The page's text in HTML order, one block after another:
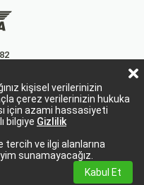
kişisel verilerinizin
çerez verilerinizin hukuka
için azami hassasiyeti
bilgiye Gizlilik
tercih ve ilgi alanlarına
sunamayacağız.
Kabul Et
Belge No: 15863